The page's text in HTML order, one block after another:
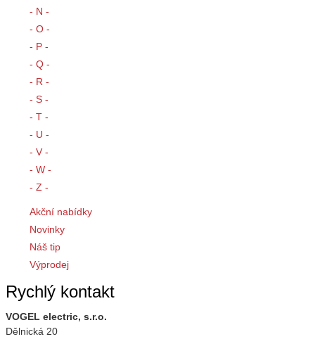
- N -
- O -
- P -
- Q -
- R -
- S -
- T -
- U -
- V -
- W -
- Z -
Akční nabídky
Novinky
Náš tip
Výprodej
Rychlý kontakt
VOGEL electric, s.r.o.
Dělnická 20